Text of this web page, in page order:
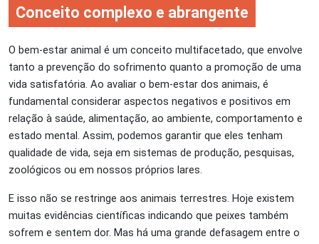
Conceito complexo e abrangente
O bem-estar animal é um conceito multifacetado, que envolve
tanto a prevenção do sofrimento quanto a promoção de uma
vida satisfatória. Ao avaliar o bem-estar dos animais, é
fundamental considerar aspectos negativos e positivos em
relação à saúde, alimentação, ao ambiente, comportamento e
estado mental. Assim, podemos garantir que eles tenham
qualidade de vida, seja em sistemas de produção, pesquisas,
zoológicos ou em nossos próprios lares.
E isso não se restringe aos animais terrestres. Hoje existem
muitas evidências científicas indicando que peixes também
sofrem e sentem dor. Mas há uma grande defasagem entre o